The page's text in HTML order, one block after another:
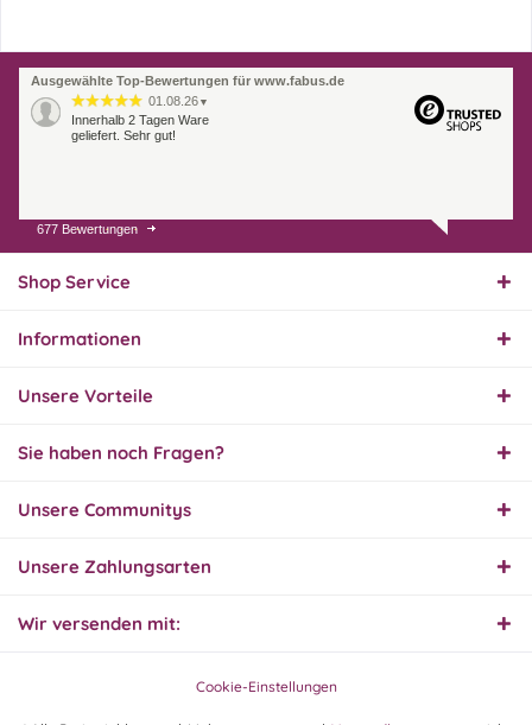
Ausgewählte Top-Bewertungen für www.fabus.de
01.08.26 ▼
Innerhalb 2 Tagen Ware
geliefert. Sehr gut!
31.07.26
Super schnelle Lieferung,
hervorragend. Gerne
30.07.26
677 Bewertungen
Shop Service
Informationen
Unsere Vorteile
Sie haben noch Fragen?
Unsere Communitys
Unsere Zahlungsarten
Wir versenden mit:
Cookie-Einstellungen